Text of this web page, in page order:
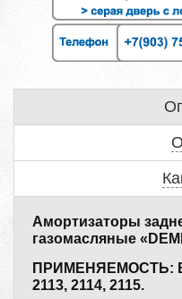
Амортизаторы
газомасляные
ПРИМЕНЯЕМОСТЬ:
2113, 2114, 2115.